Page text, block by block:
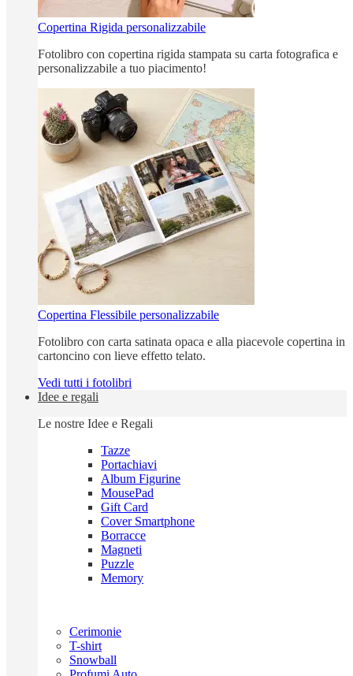
Copertina Rigida personalizzabile
Fotolibro con copertina rigida stampata su carta fotografica e
personalizzabile a tuo piacimento!
Copertina Flessibile personalizzabile
Fotolibro con carta satinata opaca e alla piacevole copertina in
cartoncino con lieve effetto telato.
Vedi tutti i fotolibri
Idee e regali
Le nostre Idee e Regali
Tazze
Portachiavi
Album Figurine
MousePad
Gift Card
Cover Smartphone
Borracce
Magneti
Puzzle
Memory
Cerimonie
T-shirt
Snowball